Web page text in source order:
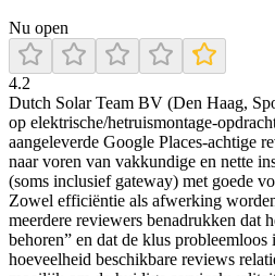
Nu open
4.2
Dutch Solar Team BV (Den Haag,
op elektrische/hetruismontage-
aangeleverde Google Places-achtige
naar voren van vakkundige en nette
(soms inclusief gateway) met goede
Zowel efficiëntie als afwerking
meerdere reviewers benadrukken dat
behoren” en dat de klus
hoeveelheid beschikbare reviews